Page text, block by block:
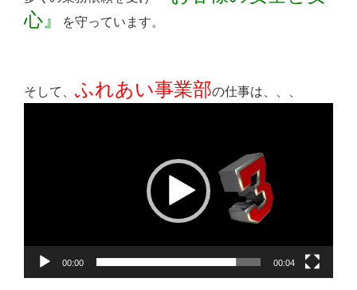
心』
を守っています。
そして、 ふれあい事業部の仕事は、、、
ー
00:00 00:04